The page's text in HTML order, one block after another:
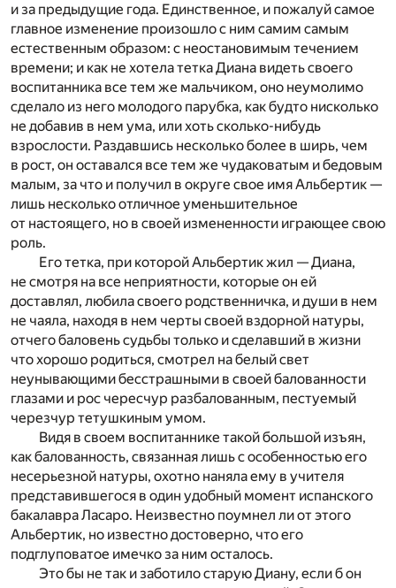
и за предыдущие года. Единственное, и пожалуй самое
главное изменение произошло с ним самим самым
естественным образом: с неостановимым течением
времени; и как не хотела тетка Диана видеть своего
воспитанника все тем же мальчиком, оно неумолимо
сделало из него молодого парубка, как будто нисколько
не добавив в нем ума, или хоть сколько-нибудь
взрослости. Раздавшись несколько более в ширь, чем
в рост, он оставался все тем же чудаковатым и бедовым
малым, за что и получил в округе свое имя Альбертик —
лишь несколько отличное уменьшительное
от настоящего, но в своей измененности играющее свою
роль.
Его тетка, при которой Альбертик жил — Диана,
не смотря на все неприятности, которые он ей
доставлял, любила своего родственничка, и души в нем
не чаяла, находя в нем черты своей вздорной натуры,
отчего баловень судьбы только и сделавший в жизни
что хорошо родиться, смотрел на белый свет
неунывающими бесстрашными в своей балованности
глазами и рос чересчур разбалованным, пестуемый
черезчур тетушкиным умом.
Видя в своем воспитаннике такой большой изъян,
как балованность, связанная лишь с особенностью его
несерьезной натуры, охотно наняла ему в учителя
представившегося в один удобный момент испанского
бакалавра Ласаро. Неизвестно поумнел ли от этого
Альбертик, но известно достоверно, что его
подглуповатое имечко за ним осталось.
Это бы не так и заботило старую Диану, если б он